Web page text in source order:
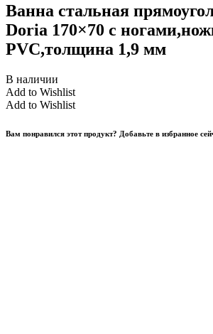
Ванна стальная
Doria 170×70 с
PVC,толщина 1,9 мм
В наличии
Add to Wishlist
Add to Wishlist
Вам понравился этот продукт? Добавьте в избранное